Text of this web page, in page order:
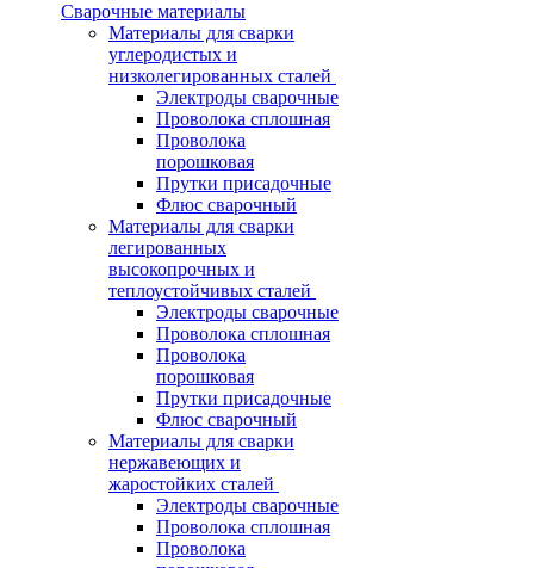
Сварочные материалы
Материалы для сварки
углеродистых и
низколегированных сталей
Электроды сварочные
Проволока сплошная
Проволока
порошковая
Прутки присадочные
Флюс сварочный
Материалы для сварки
легированных
высокопрочных и
теплоустойчивых сталей
Электроды сварочные
Проволока сплошная
Проволока
порошковая
Прутки присадочные
Флюс сварочный
Материалы для сварки
нержавеющих и
жаростойких сталей
Электроды сварочные
Проволока сплошная
Проволока